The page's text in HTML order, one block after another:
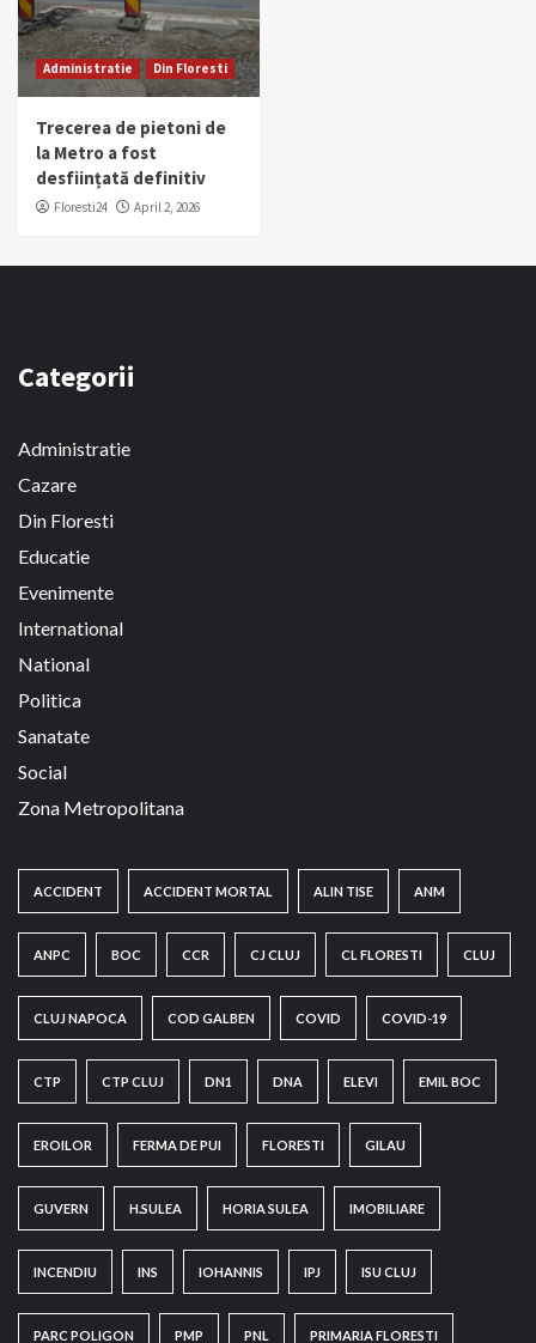
Administratie Din Floresti
Trecerea de pietoni de
la Metro a fost
desființată definitiv
Floresti24 April 2, 2026
Categorii
Administratie
Cazare
Din Floresti
Educatie
Evenimente
International
National
Politica
Sanatate
Social
Zona Metropolitana
ACCIDENT ACCIDENT MORTAL ALIN TISE ANM
ANPC BOC CCR CJ CLUJ CL FLORESTI CLUJ
CLUJ NAPOCA COD GALBEN COVID COVID-19
CTP CTP CLUJ DN1 DNA ELEVI EMIL BOC
EROILOR FERMA DE PUI FLORESTI GILAU
GUVERN H.SULEA HORIA SULEA IMOBILIARE
INCENDIU INS IOHANNIS IPJ ISU CLUJ
PARC POLIGON PMP PNL PRIMARIA FLORESTI